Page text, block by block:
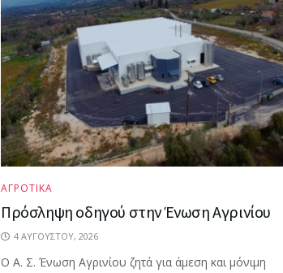
ΑΓΡΟΤΙΚΑ
Πρόσληψη οδηγού στην Ένωση Αγρινίου
4 ΑΥΓΟΎΣΤΟΥ, 2026
Ο Α. Σ. Ένωση Αγρινίου ζητά για άμεση και μόνιμη